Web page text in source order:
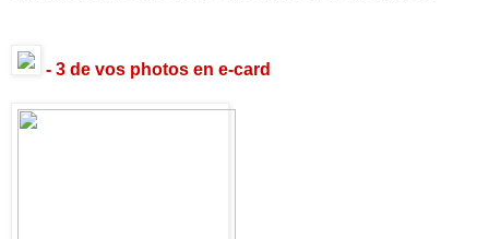
- 3 de vos photos en e-card